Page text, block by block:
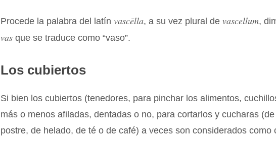
Procede la palabra del latínvascēlla, a su vez plural devascellum,
vasque se traduce como “vaso”.
Los cubiertos
Si bien los cubiertos (tenedores, para pinchar los alimentos,
más o menos afiladas, dentadas o no, para cortarlos y cucharas
postre, de helado, de té o de café) a veces son considerados como